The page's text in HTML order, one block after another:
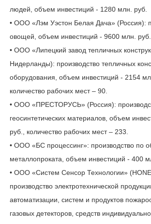
людей, объем инвестиций - 1280 млн. руб.
• ООО «Лэм Уэстон Белая Дача» (Россия):
овощей, объем инвестиций - 9600 млн. руб.
• ООО «Липецкий завод тепличных
Нидерланды): производство тепличных
оборудования, объем инвестиций - 2154
количество рабочих мест – 90.
• ООО «ПРЕСТОРУСЬ» (Россия):
геосинтетических материалов, объем
руб., количество рабочих мест – 233.
• ООО «БС процессинг»: производство по
металлопроката, объем инвестиций - 400
• ООО «Систем Сенсор Технологии»
производство электротехнической
автоматизации, систем и продуктов
газовых детекторов, средств